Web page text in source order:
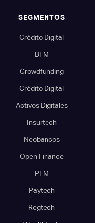
SEGMENTOS
Crédito Digital
BFM
Crowdfunding
Crédito Digital
Activos Digitales
Insurtech
Neobancos
Open Finance
PFM
Paytech
Regtech